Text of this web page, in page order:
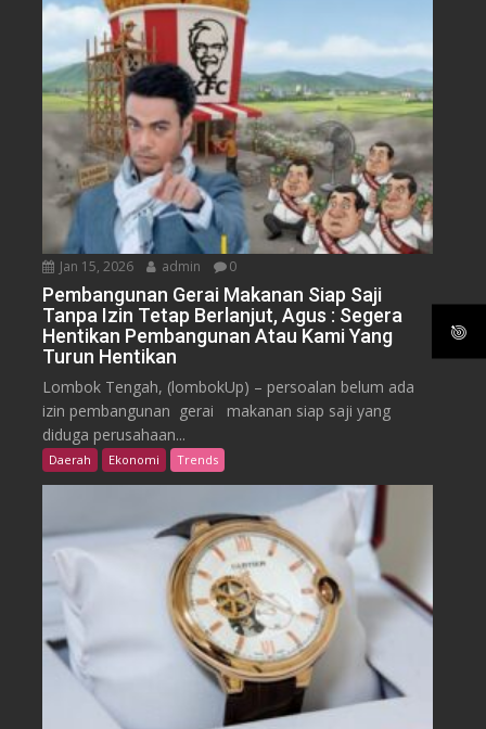
Jan 15, 2026 admin 0
Pembangunan Gerai Makanan Siap Saji
Tanpa Izin Tetap Berlanjut, Agus : Segera
Hentikan Pembangunan Atau Kami Yang
Turun Hentikan
Lombok Tengah, (lombokUp) – persoalan belum ada
izin pembangunan gerai makanan siap saji yang
diduga perusahaan...
Daerah Ekonomi Trends